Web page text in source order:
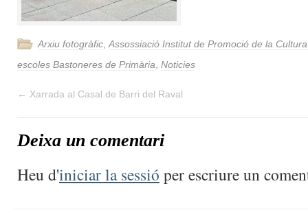
Arxiu fotogràfic Assossiació Institut de Promoció de la
escoles Bastoneres de Primària Noticies
← Xarrada al Casal de Barri del Raval
Deixa un comentari
Heu d'iniciar la sessió per escriure un